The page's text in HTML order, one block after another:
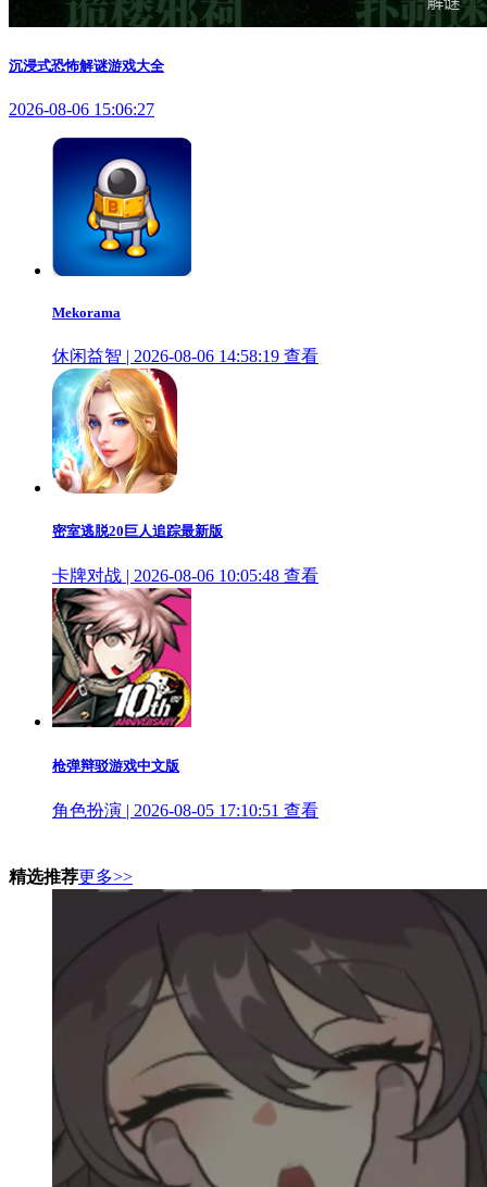
沉浸式恐怖解谜游戏大全
2026-08-06 15:06:27
Mekorama
休闲益智 | 2026-08-06 14:58:19 查看
密室逃脱20巨人追踪最新版
卡牌对战 | 2026-08-06 10:05:48 查看
枪弹辩驳游戏中文版
角色扮演 | 2026-08-05 17:10:51 查看
精选推荐更多>>